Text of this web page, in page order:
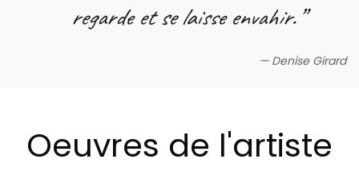
regarde et se laisse envahir.”
— Denise Girard
Oeuvres de l'artiste